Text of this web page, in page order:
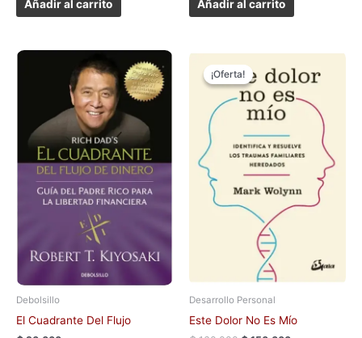
Añadir al carrito Añadir al carrito
Debolsillo
El Cuadrante Del Flujo
¡Oferta!
¡Oferta!
Desarrollo Personal
Este Dolor No Es Mío
El
precio
original
era:
₲ 160.000.
El
precio
actual
es:
₲ 150.000.